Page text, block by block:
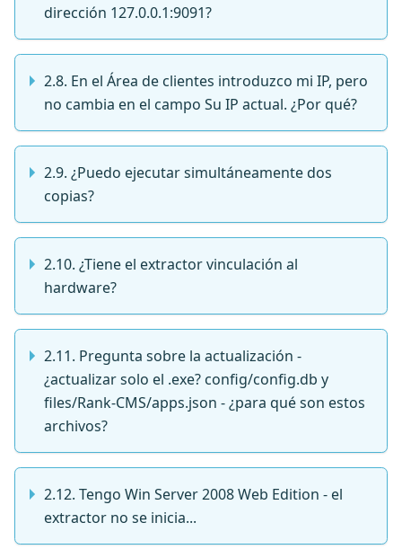
dirección 127.0.0.1:9091?
2.8. En el Área de clientes introduzco mi IP, pero
no cambia en el campo Su IP actual. ¿Por qué?
2.9. ¿Puedo ejecutar simultáneamente dos
copias?
2.10. ¿Tiene el extractor vinculación al
hardware?
2.11. Pregunta sobre la actualización -
¿actualizar solo el .exe? config/config.db y
files/Rank-CMS/apps.json - ¿para qué son estos
archivos?
2.12. Tengo Win Server 2008 Web Edition - el
extractor no se inicia...